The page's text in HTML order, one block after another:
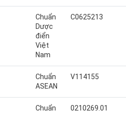
Chuẩn
Dược
điển
Việt
Nam
C0625213
Chuẩn
ASEAN
V114155
Chuẩn
0210269.01